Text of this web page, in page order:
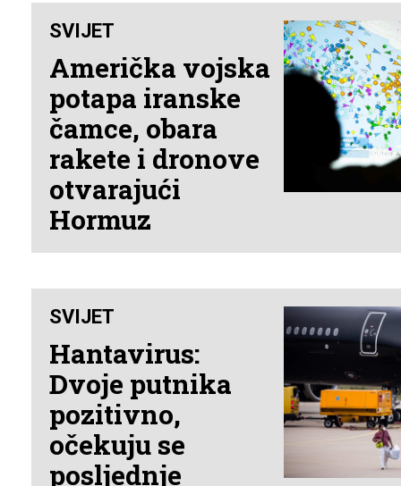
SVIJET
Američka vojska
potapa iranske
čamce, obara
rakete i dronove
otvarajući
Hormuz
SVIJET
Hantavirus:
Dvoje putnika
pozitivno,
očekuju se
posljednje